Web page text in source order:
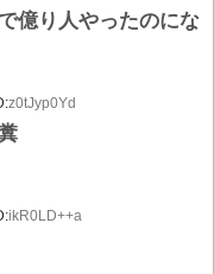
億り人やったのにな
z0tJyp0Yd
ikR0LD++a